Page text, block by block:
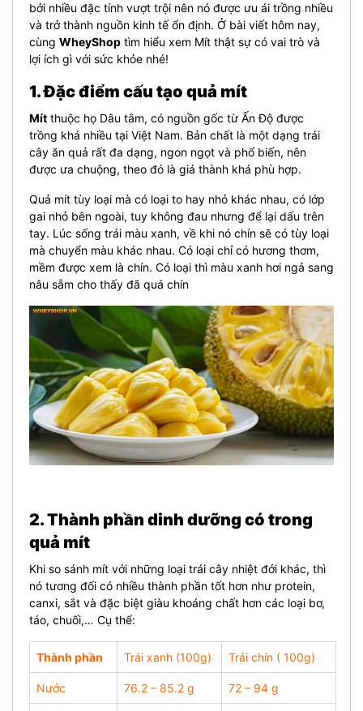
bởi nhiều đặc tính vượt trội nên nó được ưu ái trồng nhiều
và trở thành nguồn kinh tế ổn định. Ở bài viết hôm nay,
cùng WheyShop tìm hiểu xem Mít thật sự có vai trò và
lợi ích gì với sức khỏe nhé!
1. Đặc điểm cấu tạo quả mít
Mít thuộc họ Dâu tằm, có nguồn gốc từ Ấn Độ được
trồng khá nhiều tại Việt Nam. Bản chất là một dạng trái
cây ăn quả rất đa dạng, ngon ngọt và phổ biến, nên
được ưa chuộng, theo đó là giá thành khá phù hợp.
Quả mít tùy loại mà có loại to hay nhỏ khác nhau, có lớp
gai nhỏ bên ngoài, tuy không đau nhưng để lại dấu trên
tay. Lúc sống trái màu xanh, về khi nó chín sẽ có tùy loại
mà chuyển màu khác nhau. Có loại chỉ có hương thơm,
mềm được xem là chín. Có loại thì màu xanh hơi ngả sang
nâu sẫm cho thấy đã quá chín
2. Thành phần dinh dưỡng có trong
quả mít
Khi so sánh mít với những loại trái cây nhiệt đới khác, thì
nó tương đối có nhiều thành phần tốt hơn như protein,
canxi, sắt và đặc biệt giàu khoáng chất hơn các loại bơ,
táo, chuối,… Cụ thể:
Thành phần Trái xanh (100g) Trái chín ( 100g)
Nước 76.2 – 85.2 g 72 – 94 g